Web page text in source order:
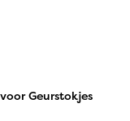
Geurstokjes